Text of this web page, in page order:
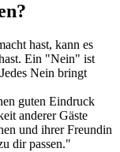
hast, kann es
Ein "Nein" ist
Nein bringt
guten Eindruck
anderer Gäste
und ihrer Freundin
dir passen."